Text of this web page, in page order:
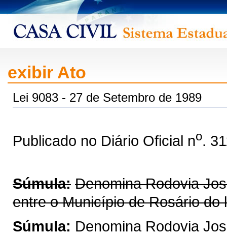
exibir Ato
Lei 9083 - 27 de Setembro de 1989
Publicado no Diário Oficial no.
Súmula: Denomina Rodovia
entre o Município de Rosário
Súmula: Denomina Rodovia